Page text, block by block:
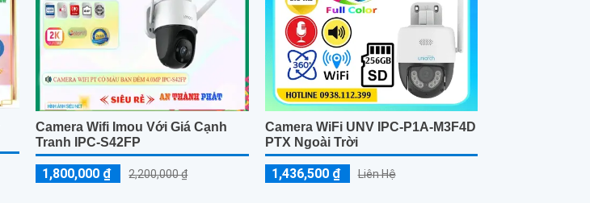
Camera Wifi Imou Với Giá Cạnh
Tranh IPC-S42FP
1,800,000 ₫ 2,200,000 ₫
Camera WiFi UNV IPC-P1A-M3F4D
PTX Ngoài Trời
1,436,500 ₫ Liên Hệ